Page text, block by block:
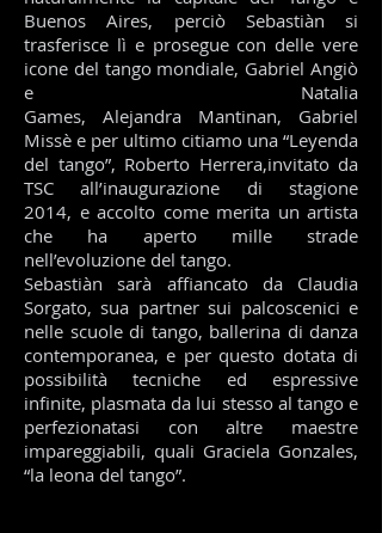
Buenos Aires, perciò Sebastiàn si
trasferisce lì e prosegue con delle vere
icone del tango mondiale, Gabriel Angiò
e Natalia
Games, Alejandra Mantinan, Gabriel
Missè e per ultimo citiamo una “Leyenda
del tango”, Roberto Herrera,invitato da
TSC all’inaugurazione di stagione
2014, e accolto come merita un artista
che ha aperto mille strade
nell’evoluzione del tango.
Sebastiàn sarà affiancato da Claudia
Sorgato, sua partner sui palcoscenici e
nelle scuole di tango, ballerina di danza
contemporanea, e per questo dotata di
possibilità tecniche ed espressive
infinite, plasmata da lui stesso al tango e
perfezionatasi con altre maestre
impareggiabili, quali Graciela Gonzales,
“la leona del tango”.